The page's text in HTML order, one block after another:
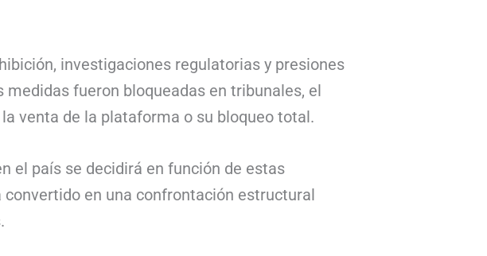
investigaciones regulatorias y presiones
medidas fueron bloqueadas en tribunales, el
venta de la plataforma o su bloqueo total.
el país se decidirá en función de estas
en una confrontación estructural